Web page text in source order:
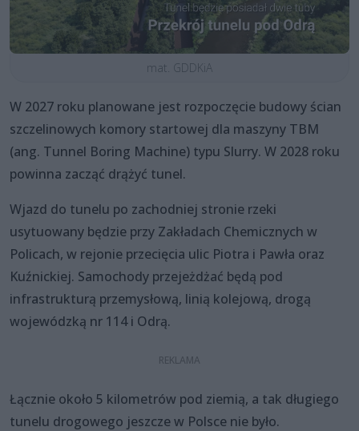
mat. GDDKiA
W 2027 roku planowane jest rozpoczęcie budowy ścian
szczelinowych komory startowej dla maszyny TBM
(ang. Tunnel Boring Machine) typu Slurry. W 2028 roku
powinna zacząć drążyć tunel.
Wjazd do tunelu po zachodniej stronie rzeki
usytuowany będzie przy Zakładach Chemicznych w
Policach, w rejonie przecięcia ulic Piotra i Pawła oraz
Kuźnickiej. Samochody przejeżdżać będą pod
infrastrukturą przemysłową, linią kolejową, drogą
wojewódzką nr 114 i Odrą.
Łącznie około 5 kilometrów pod ziemią, a tak długiego
tunelu drogowego jeszcze w Polsce nie było.